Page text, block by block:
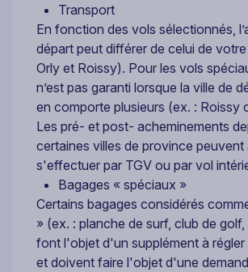
Transport
En fonction des vols sélectionnés,
départ peut différer de celui de
Orly et Roissy). Pour les vols
n’est pas garanti lorsque la ville de
en comporte plusieurs (ex. : Roissy
Les pré- et post- acheminements
certaines villes de province peuvent
s'effectuer par TGV ou par vol
Bagages « spéciaux »
Certains bagages considérés
» (ex. : planche de surf, club de
font l'objet d'un supplément à
et doivent faire l'objet d'une